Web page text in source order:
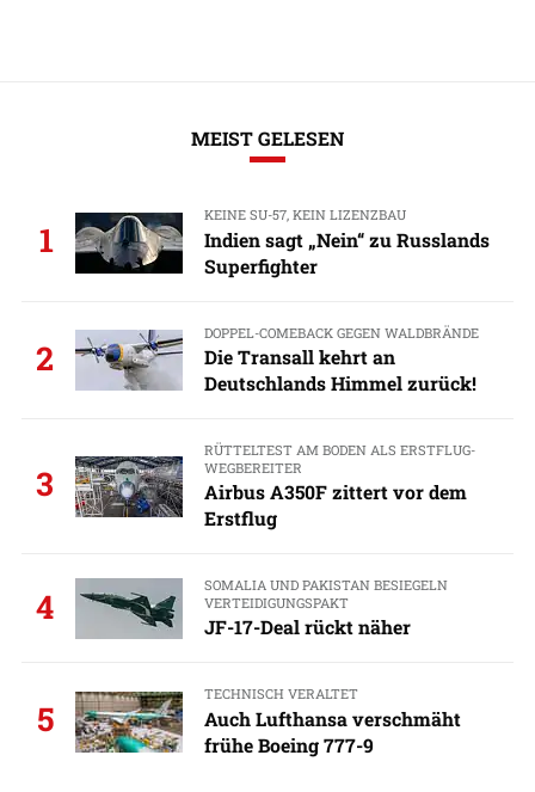
MEIST GELESEN
1
KEINE SU-57, KEIN LIZENZBAU
Indien sagt „Nein“ zu Russlands
Superfighter
2
DOPPEL-COMEBACK GEGEN WALDBRÄNDE
Die Transall kehrt an
Deutschlands Himmel zurück!
3
RÜTTELTEST AM BODEN ALS ERSTFLUG-
WEGBEREITER
Airbus A350F zittert vor dem
Erstflug
4
SOMALIA UND PAKISTAN BESIEGELN
VERTEIDIGUNGSPAKT
JF-17-Deal rückt näher
5
TECHNISCH VERALTET
Auch Lufthansa verschmäht
frühe Boeing 777-9